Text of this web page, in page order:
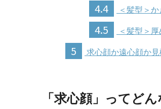
4.4 ＜髪型＞
4.5 ＜髪型＞
5 求心顔か遠心顔か
「求心顔」ってどん